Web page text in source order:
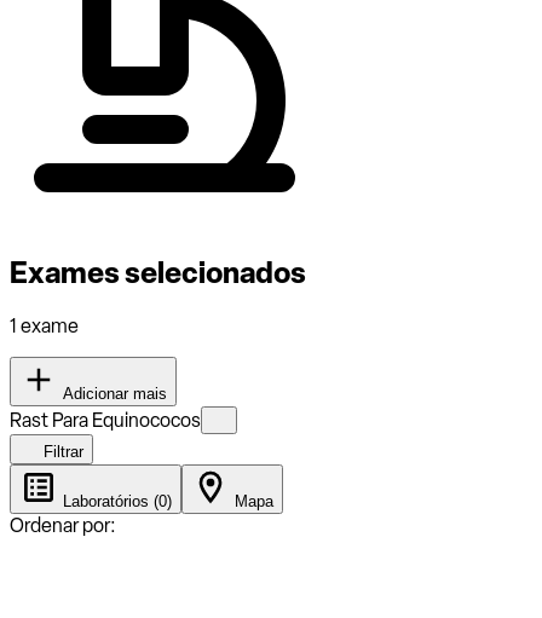
Exames selecionados
1 exame
Adicionar mais
Rast Para Equinococos
Filtrar
Laboratórios (0) Mapa
Ordenar por: